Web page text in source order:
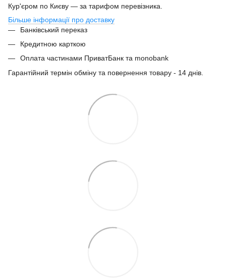
Кур'єром по Києву — за тарифом перевізника.
Більше інформації про доставку
Банківський переказ
Кредитною карткою
Оплата частинами ПриватБанк та monobank
Гарантійний термін обміну та повернення товару - 14 днів.